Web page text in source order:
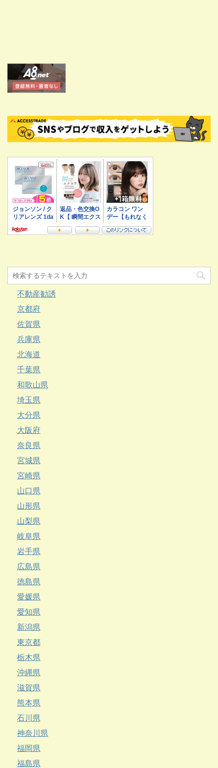
不動産勧誘
京都府
佐賀県
兵庫県
北海道
千葉県
和歌山県
埼玉県
大分県
大阪府
奈良県
宮城県
宮崎県
山口県
山形県
山梨県
岐阜県
岩手県
広島県
徳島県
愛媛県
愛知県
新潟県
東京都
栃木県
沖縄県
滋賀県
熊本県
石川県
神奈川県
福岡県
福島県